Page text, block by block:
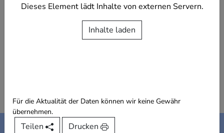
Dieses Element lädt Inhalte von externen Servern.
Inhalte laden
Für die Aktualität der Daten können wir keine Gewähr
übernehmen.
Teilen Drucken
Kontakt Impressum